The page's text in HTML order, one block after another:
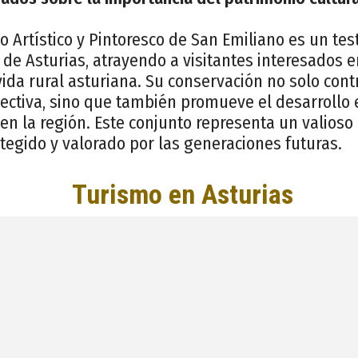
Artístico y Pintoresco de San Emiliano es un
Asturias, atrayendo a visitantes interesados
rural asturiana. Su conservación no solo
sino que también promueve el desarrollo
la región. Este conjunto representa un
y valorado por las generaciones futuras.